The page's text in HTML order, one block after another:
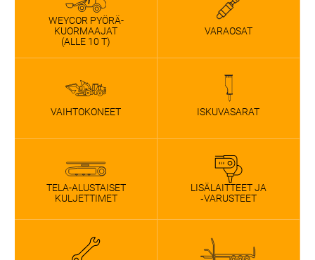
WEYCOR PYÖRÄ­
KUORMAAJAT
(ALLE 10 T)
VARAOSAT
VAIHTOKONEET ISKUVASARAT
TELA-ALUSTAISET
KULJETTIMET
LISÄLAITTEET JA
‑VARUSTEET